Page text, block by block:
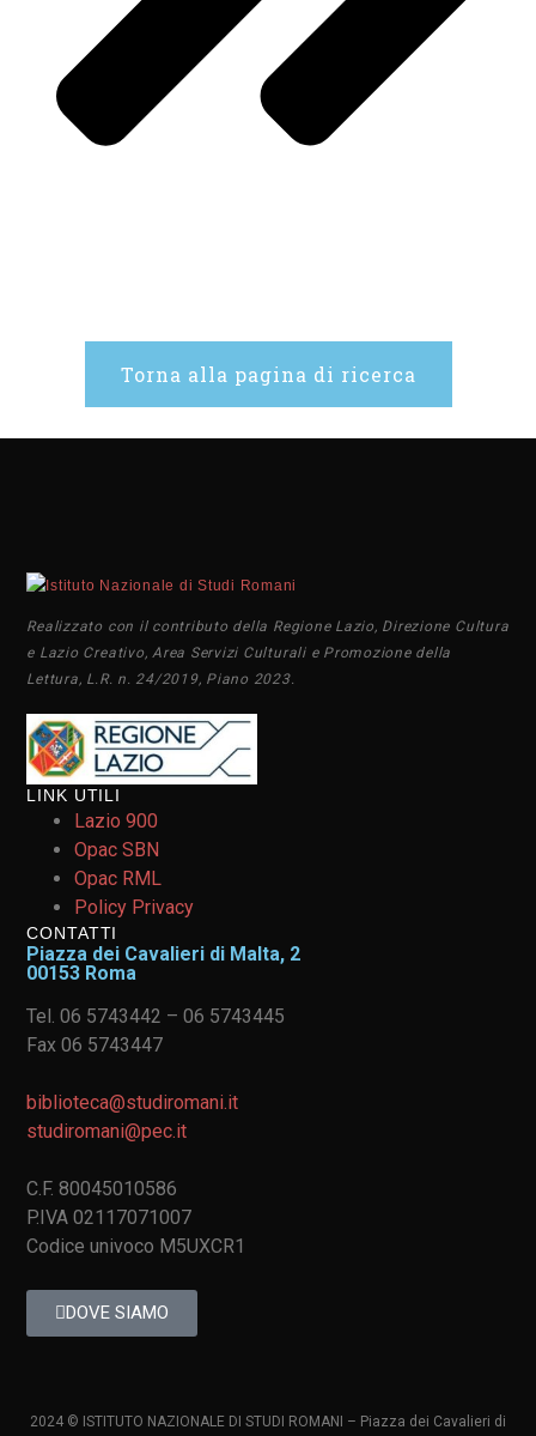
Torna alla pagina di ricerca
Realizzato con il contributo della Regione Lazio, Direzione Cultura
e Lazio Creativo, Area Servizi Culturali e Promozione della
Lettura, L.R. n. 24/2019, Piano 2023.
LINK UTILI
Lazio 900
Opac SBN
Opac RML
Policy Privacy
CONTATTI
Piazza dei Cavalieri di Malta, 2
00153 Roma
Tel. 06 5743442 – 06 5743445
Fax 06 5743447
biblioteca@studiromani.it
studiromani@pec.it
C.F. 80045010586
P.IVA 02117071007
Codice univoco M5UXCR1
DOVE SIAMO
2024 © ISTITUTO NAZIONALE DI STUDI ROMANI – Piazza dei Cavalieri di